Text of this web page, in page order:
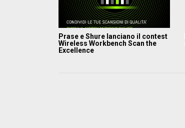
Prase e Shure lanciano il contest
Wireless Workbench Scan the
Excellence